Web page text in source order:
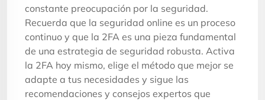
constante preocupación por la seguridad.
Recuerda que la seguridad online es un proceso
continuo y que la 2FA es una pieza fundamental
de una estrategia de seguridad robusta. Activa
la 2FA hoy mismo, elige el método que mejor se
adapte a tus necesidades y sigue las
recomendaciones y consejos expertos que